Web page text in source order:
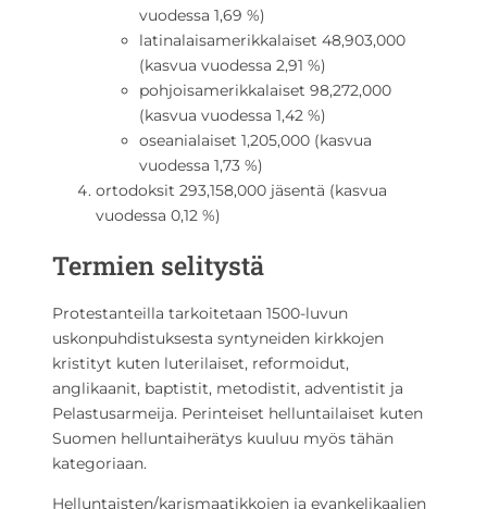
vuodessa 1,69 %)
latinalaisamerikkalaiset 48,903,000
(kasvua vuodessa 2,91 %)
pohjoisamerikkalaiset 98,272,000
(kasvua vuodessa 1,42 %)
oseanialaiset 1,205,000 (kasvua
vuodessa 1,73 %)
ortodoksit 293,158,000 jäsentä (kasvua
vuodessa 0,12 %)
Termien selitystä
Protestanteilla tarkoitetaan 1500-luvun
uskonpuhdistuksesta syntyneiden kirkkojen
kristityt kuten luterilaiset, reformoidut,
anglikaanit, baptistit, metodistit, adventistit ja
Pelastusarmeija. Perinteiset helluntailaiset kuten
Suomen helluntaiherätys kuuluu myös tähän
kategoriaan.
Helluntaisten/karismaatikkojen ja evankelikaalien